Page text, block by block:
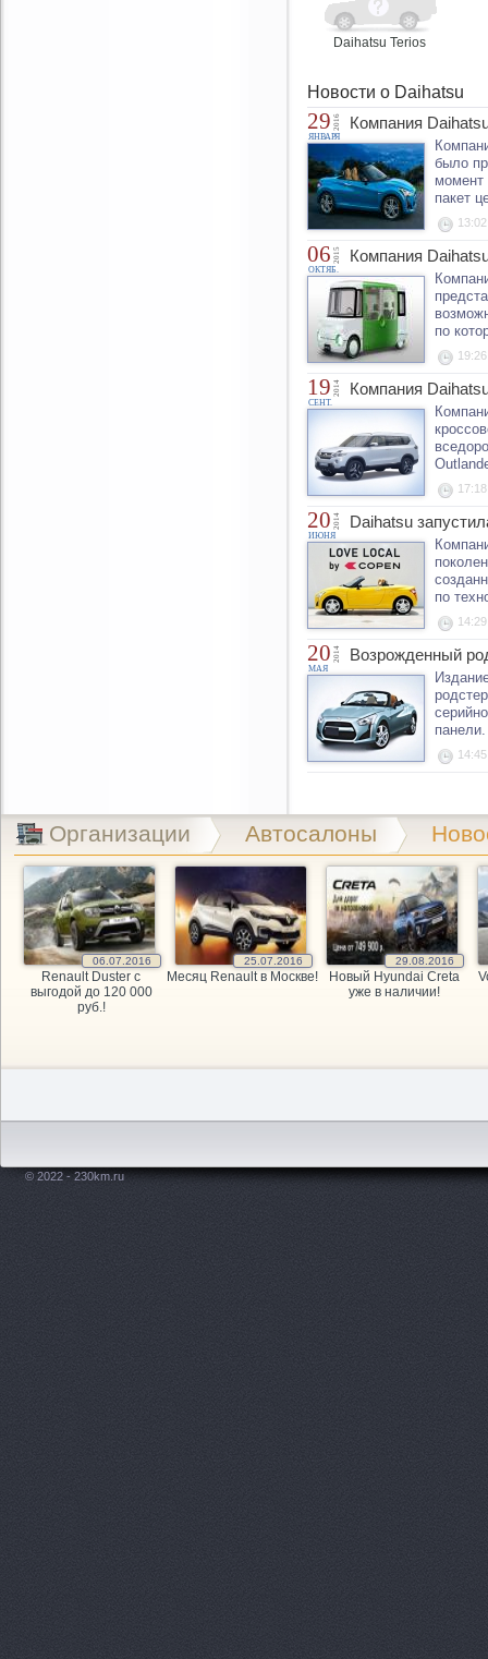
Daihatsu Terios
Новости о Daihatsu
29
ЯНВАРЯ
2016 Компания
было
момент
пакет
13:02
06
ОКТЯБ.
2015 Компания
по
19:26
19
СЕНТ.
2014 Компания
17:18
20
ИЮНЯ
2014 Daihatsu
по
14:29
20
МАЯ
2014 Возрожденный
14:45
Организации Автосалоны
06.07.2016
Renault Duster с
выгодой до 120 000
руб.!
25.07.2016
Месяц Renault в Москве!
29.08.2016
Новый Hyundai Creta
уже в наличии!
© 2022 - 230km.ru